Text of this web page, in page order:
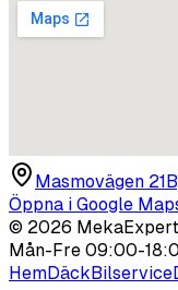
Masmovägen
Öppna i Google
© 2026
Mån-Fre 09:00-
HemDäckBilservice